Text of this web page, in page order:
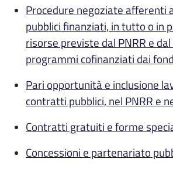
Procedure negoziate afferenti
pubblici finanziati, in tutto o in
risorse previste dal PNRR e dal
programmi cofinanziati dai
Pari opportunità e inclusione
contratti pubblici, nel PNRR e
Contratti gratuiti e forme
Concessioni e partenariato